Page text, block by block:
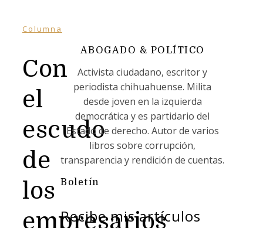
Columna
Con
el
escudo
de
los
empresarios
ABOGADO & POLÍTICO
Activista ciudadano, escritor y
periodista chihuahuense. Milita
desde joven en la izquierda
democrática y es partidario del
Estado de derecho. Autor de varios
libros sobre corrupción,
transparencia y rendición de cuentas.
Boletín
Recibe mis artículos